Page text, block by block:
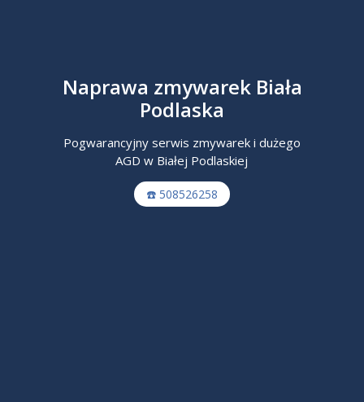
Naprawa zmywarek Biała
Podlaska
Pogwarancyjny serwis zmywarek i dużego
AGD w Białej Podlaskiej
☎️ 508526258